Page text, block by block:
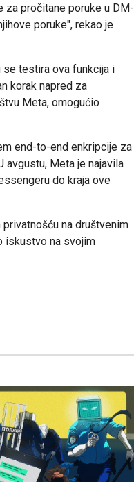
za pročitane poruke u DM-
poruke", rekao je
se testira ova funkcija i
korak napred za
Meta, omogućio
end-to-end enkripcije za
avgustu, Meta je najavila
do kraja ove
na društvenim
iskustvo na svojim